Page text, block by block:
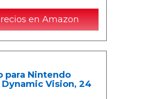
en Amazon
para Nintendo
Vision, 24